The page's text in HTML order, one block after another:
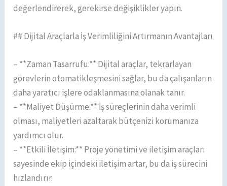
değerlendirerek, gerekirse değişiklikler yapın.
## Dijital Araçlarla İş Verimliliğini Artırmanın Avantajları
– **Zaman Tasarrufu:** Dijital araçlar, tekrarlayan
görevlerin otomatikleşmesini sağlar, bu da çalışanların
daha yaratıcı işlere odaklanmasına olanak tanır.
– **Maliyet Düşürme:** İş süreçlerinin daha verimli
olması, maliyetleri azaltarak bütçenizi korumanıza
yardımcı olur.
– **Etkili İletişim:** Proje yönetimi ve iletişim araçları
sayesinde ekip içindeki iletişim artar, bu da iş sürecini
hızlandırır.